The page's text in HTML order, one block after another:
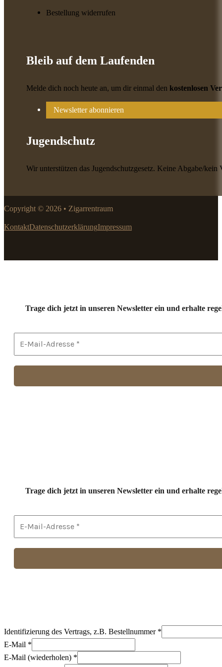
Bestellung widerrufen
Bleib auf dem Laufenden
Melde dich noch heute an, um dir einmal denkostenlosen
Newsletter abonnieren
Jugendschutz
Wir unterstützen das Jugendschutzgesetz. Keine Abgabe/
Copyright © 2026 • Zigarrentraum
KontaktDatenschutzerklärungImpressum
Trage dich jetzt in unseren Newsletter ein und erhalte
Trage dich jetzt in unseren Newsletter ein und erhalte
Identifizierung des Vertrags, z.B. Bestellnummer *
E-Mail *
E-Mail (wiederholen) *